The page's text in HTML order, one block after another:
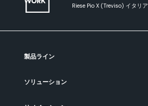
Riese Pio X (Treviso) イタリア
製品ライン
ソリューション